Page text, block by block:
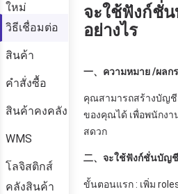
ใหม่
วิธีเชื่อมต่อ
สินค้า
คำสั่งซื้อ
สินค้าคงคลัง
WMS
โลจิสติกส์
คลังสินค้า
จะใช้ฟังก์ชั่
อย่างไร